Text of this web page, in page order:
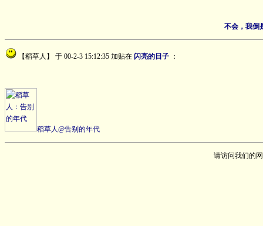
不会，我倒
【稻草人】 于 00-2-3 15:12:35 加贴在 闪亮的日子 ：
稻草人@告别的年代
请访问我们的